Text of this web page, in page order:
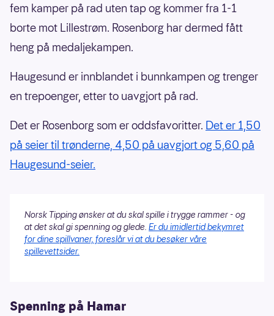
fem kamper på rad uten tap og kommer fra 1-1
borte mot Lillestrøm. Rosenborg har dermed fått
heng på medaljekampen.
Haugesund er innblandet i bunnkampen og trenger
en trepoenger, etter to uavgjort på rad.
Det er Rosenborg som er oddsfavoritter. Det er 1,50
på seier til trønderne, 4,50 på uavgjort og 5,60 på
Haugesund-seier.
Norsk Tipping ønsker at du skal spille i trygge rammer - og
at det skal gi spenning og glede. Er du imidlertid bekymret
for dine spillvaner, foreslår vi at du besøker våre
spillevettsider.
Spenning på Hamar